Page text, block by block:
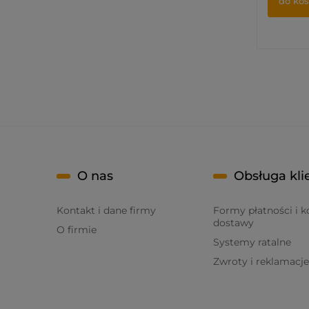
O nas
Kontakt i dane firmy
O firmie
Obsługa
Formy płatności i
dostawy
Systemy ratalne
Zwroty i reklamacje